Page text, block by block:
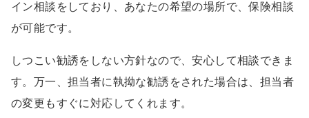
イン相談をしており、あなたの希望の場所で、保険相談
が可能です。
しつこい勧誘をしない方針なので、安心して相談できま
す。万一、担当者に執拗な勧誘をされた場合は、担当者
の変更もすぐに対応してくれます。